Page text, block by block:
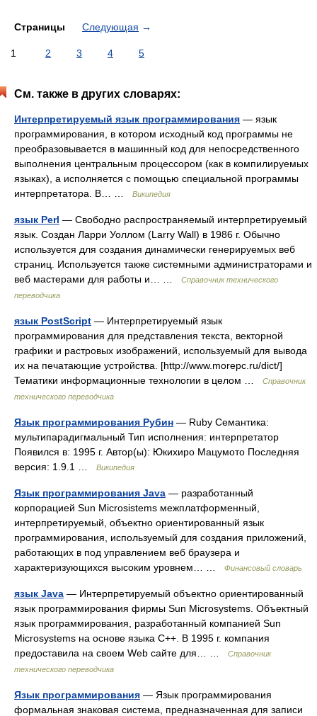
Страницы Следующая →
1 2 3 4 5
См. также в других словарях:
Интерпретируемый язык программирования — язык
программирования, в котором исходный код программы не
преобразовывается в машинный код для непосредственного
выполнения центральным процессором (как в компилируемых
языках), а исполняется с помощью специальной программы
интерпретатора. В… …
Википедия
язык Perl — Cвободно распространяемый интерпретируемый
язык. Создан Ларри Уоллом (Larry Wall) в 1986 г. Обычно
используется для создания динамически генерируемых веб
страниц. Используется также системными администраторами и
веб мастерами для работы и… …
Справочник технического
переводчика
язык PostScript — Интерпретируемый язык
программирования для представления текста, векторной
графики и растровых изображений, используемый для вывода
их на печатающие устройства. [http://www.morepc.ru/dict/]
Тематики информационные технологии в целом …
Справочник
технического переводчика
Язык программирования Рубин — Ruby Семантика:
мультипарадигмальный Тип исполнения: интерпретатор
Появился в: 1995 г. Автор(ы): Юкихиро Мацумото Последняя
версия: 1.9.1 …
Википедия
Язык программирования Java — разработанный
корпорацией Sun Microsistems межплатформенный,
интерпретируемый, объектно ориентированный язык
программирования, используемый для создания приложений,
работающих в под управлением веб браузера и
характеризующихся высоким уровнем… …
Финансовый словарь
язык Java — Интерпретируемый объектно ориентированный
язык программирования фирмы Sun Microsystems. Объектный
язык программирования, разработанный компанией Sun
Microsystems на основе языка C++. В 1995 г. компания
предоставила на своем Web сайте для… …
Справочник
технического переводчика
Язык программирования — Язык программирования
формальная знаковая система, предназначенная для записи